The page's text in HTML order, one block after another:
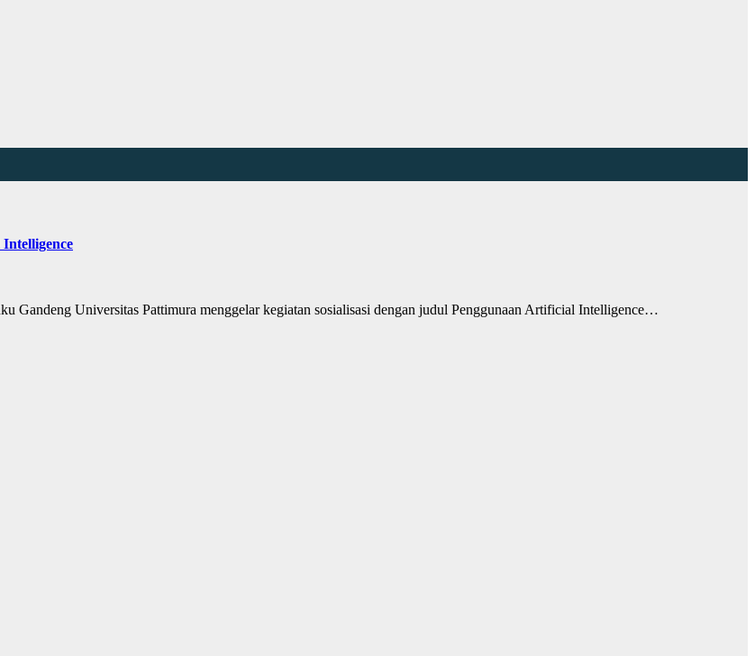
Universitas Pattimura menggelar kegiatan sosialisasi dengan judul Penggunaan Artificial Intelligence…